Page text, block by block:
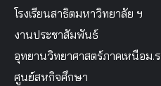
โรงเรียนสาธิตมหาวิทยาลัย ฯ
งานประชาสัมพันธ์
อุทยานวิทยาศาสตร์ภาคเหนือม.
ศูนย์สหกิจศึกษา